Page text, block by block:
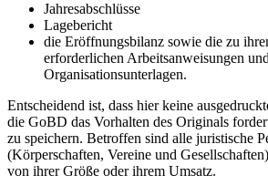
Jahresabschlüsse
Lagebericht
die Eröffnungsbilanz sowie die zu
erforderlichen Arbeitsanweisungen
Organisationsunterlagen.
Entscheidend ist, dass hier keine
die GoBD das Vorhalten des Originals
zu speichern. Betroffen sind alle juristische
(Körperschaften, Vereine und
von ihrer Größe oder ihrem Umsatz.